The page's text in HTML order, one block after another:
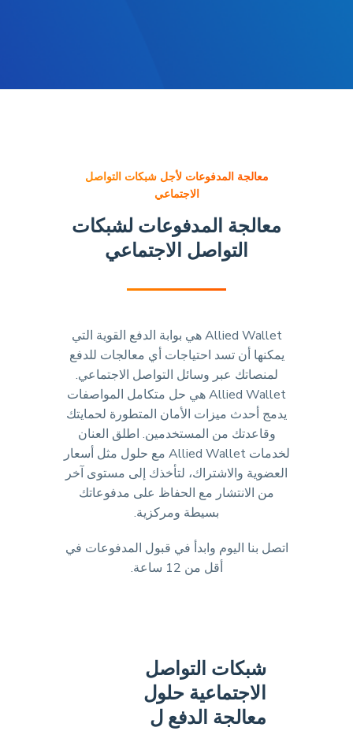
معالجة المدفوعات لأجل شبكات التواصل
الاجتماعي
معالجة المدفوعات لشبكات
التواصل الاجتماعي
Allied Wallet هي بوابة الدفع القوية التي
يمكنها أن تسد احتياجات أي معالجات للدفع
لمنصاتك عبر وسائل التواصل الاجتماعي.
Allied Wallet هي حل متكامل المواصفات
يدمج أحدث ميزات الأمان المتطورة لحمايتك
وقاعدتك من المستخدمين. اطلق العنان
لخدمات Allied Wallet مع حلول مثل أسعار
العضوية والاشتراك، لتأخذك إلى مستوى آخر
من الانتشار مع الحفاظ على مدفوعاتك
بسيطة ومركزية.
اتصل بنا اليوم وابدأ في قبول المدفوعات في
أقل من 12 ساعة.
شبكات التواصل
الاجتماعية حلول
معالجة الدفع ل